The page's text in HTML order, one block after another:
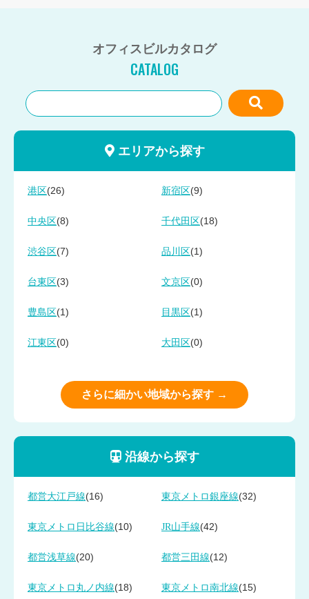
オフィスビルカタログ
CATALOG
エリアから探す
港区 (26) 新宿区 (9)
中央区 (8) 千代田区 (18)
渋谷区 (7) 品川区 (1)
台東区 (3) 文京区 (0)
豊島区 (1) 目黒区 (1)
江東区 (0) 大田区 (0)
さらに細かい地域から探す →
沿線から探す
都営大江戸線(16) 東京メトロ銀座線(32)
東京メトロ日比谷線(10) JR山手線(42)
都営浅草線(20) 都営三田線(12)
東京メトロ丸ノ内線(18) 東京メトロ南北線(15)